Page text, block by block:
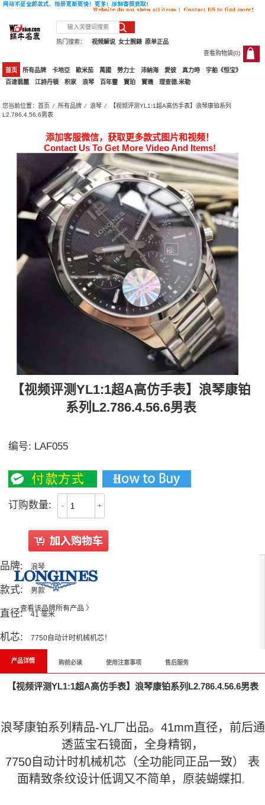
热门搜索： 原单正品
女士腕錶
视频解说
查看购物袋(0)
0
首页 所有品牌 卡地亞 歐米茄 萬國 勞力士 沛納海 愛彼 真力時
宇舶《恒宝》
百達翡麗
江詩丹頓 积家 浪琴 百年靈 寶珀 寶璣 理查德.米勒
您当前位置：首页 ⁄所有品牌 ⁄浪琴 ⁄ 【视频评测YL1:1超A高仿手表】浪琴康铂系列
L2.786.4.56.6男表
添加客服微信，获取更多款式图片和视频！
Contact Us To Get More Video And Items!
【视频评测YL1:1超A高仿手表】浪琴康铂
系列L2.786.4.56.6男表
编号: LAF055
订购数量: - +
查看该品牌所有产品 〉
品牌: 浪琴
款式: 男款
直径: 41 毫米
机芯: 7750自动计时机械机芯！
产品详情 购前必读 使用注意事项 售后服务
【视频评测YL1:1超A高仿手表】浪琴康铂系列L2.786.4.56.6男表
浪琴康铂系列精品-YL厂出品。41mm直径，前后通
透蓝宝石镜面，全身精钢，
7750自动计时机械机芯（全功能同正品一致） 表
面精致条纹设计低调又不简单，原装蝴蝶扣 。